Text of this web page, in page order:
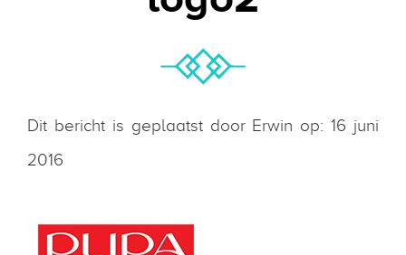
Dit bericht is geplaatst door Erwin op: 16 juni
2016